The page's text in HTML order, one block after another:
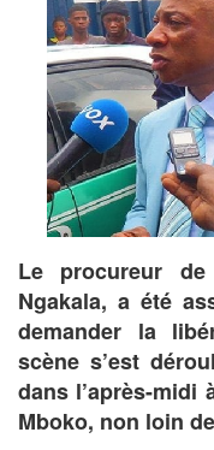
Le procureur
Ngakala, a été
demander la
scène s’est
dans l’après-
Mboko, non loin